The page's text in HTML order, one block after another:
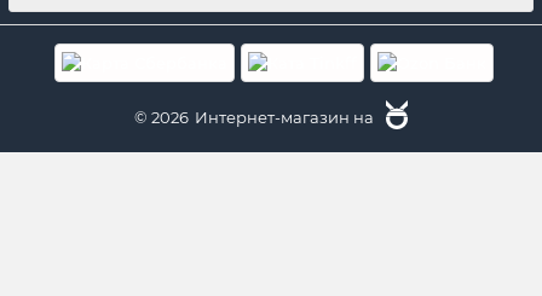
© 2026 Интернет-магазин на